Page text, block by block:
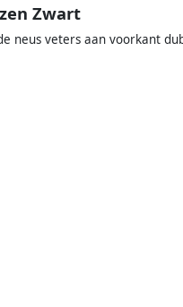
Zwart
veters aan voorkant